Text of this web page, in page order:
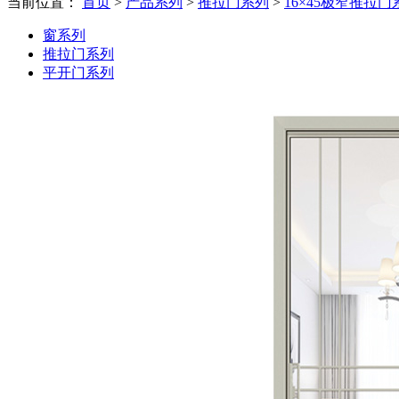
窗系列
推拉门系列
平开门系列